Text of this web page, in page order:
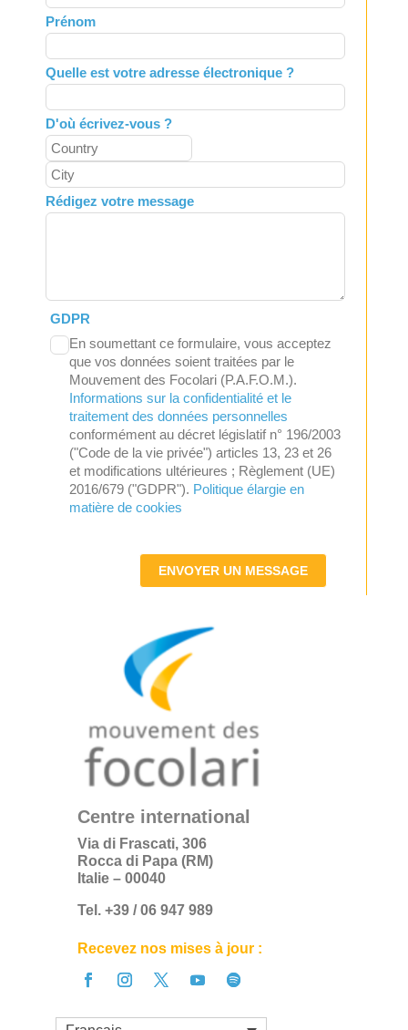
field
blank
Prénom
Quelle est votre adresse électronique ?
D'où écrivez-vous ?
Rédigez votre message
GDPR
En soumettant ce formulaire, vous acceptez
que vos données soient traitées par le
Mouvement des Focolari (P.A.F.O.M.).
Informations sur la confidentialité et le
traitement des données personnelles
conformément au décret législatif n° 196/2003
("Code de la vie privée") articles 13, 23 et 26
et modifications ultérieures ; Règlement (UE)
2016/679 ("GDPR"). Politique élargie en
matière de cookies
ENVOYER UN MESSAGE
Centre international
Via di Frascati, 306
Rocca di Papa (RM)
Italie – 00040
Tel. +39 / 06 947 989
Recevez nos mises à jour :